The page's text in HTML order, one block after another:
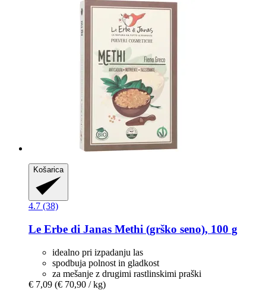
Košarica
4.7 (38)
Le Erbe di Janas Methi (grško seno), 100 g
idealno pri izpadanju las
spodbuja polnost in gladkost
za mešanje z drugimi rastlinskimi praški
€ 7,09 (€ 70,90 / kg)